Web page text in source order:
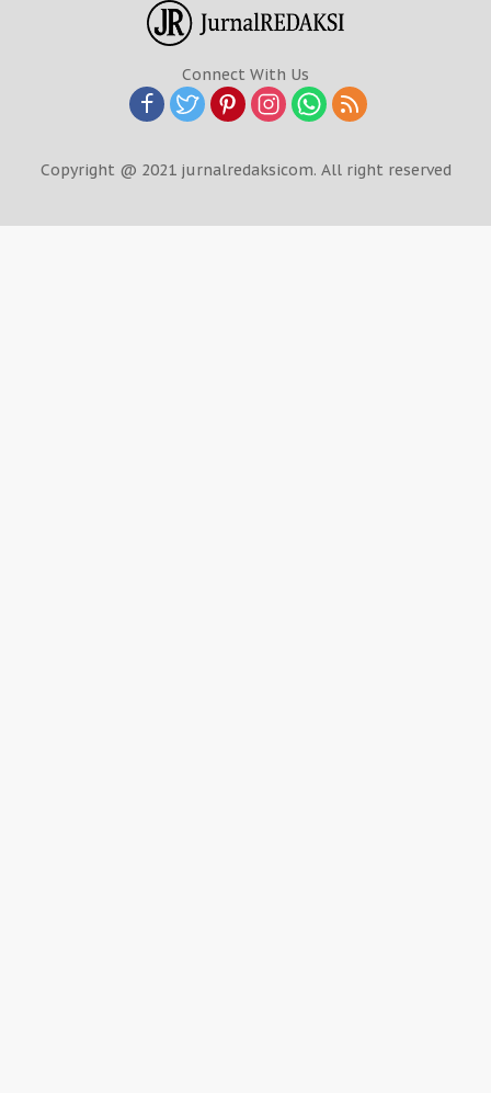
Connect With Us
Copyright @ 2021 jurnalredaksicom. All right reserved